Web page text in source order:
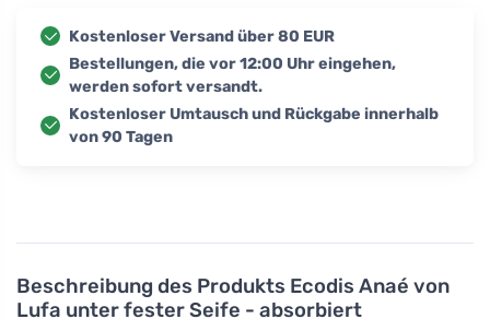
Beschreibung des Produkts Ecodis Anaé von
Lufa unter fester Seife - absorbiert
Kostenloser Versand über 80 EUR
Bestellungen, die vor 12:00 Uhr eingehen,
werden sofort versandt.
Kostenloser Umtausch und Rückgabe innerhalb
von 90 Tagen